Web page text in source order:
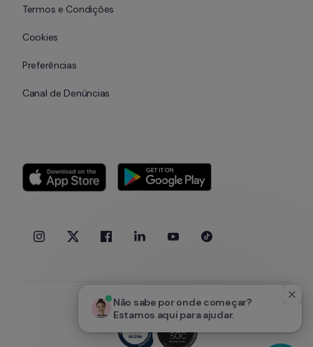
Não sabe por onde começar?
Estamos aqui para ajudar.
Termos e Condições
Cookies
Preferências
Canal de Denúncias